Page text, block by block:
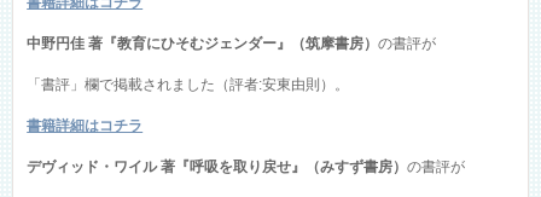
中野円佳 著『教育にひそむジェンダー』（筑摩書房）の書評が
「書評」欄で掲載されました（評者:安東由則）。
書籍詳細はコチラ
デヴィッド・ワイル 著『呼吸を取り戻せ』（みすず書房）の書評が